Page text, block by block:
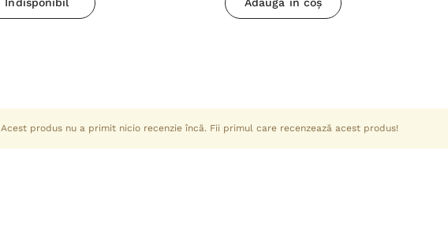
Acest produs nu a primit nicio recenzie încă. Fii primul care recenzează acest produs!